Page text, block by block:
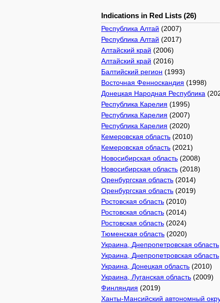
Indications in Red Lists (26)
Республика Алтай (2007)
Республика Алтай (2017)
Алтайский край (2006)
Алтайский край (2016)
Балтийский регион (1993)
Восточная Фенноскандия (1998)
Донецкая Народная Республика
Республика Карелия (1995)
Республика Карелия (2007)
Республика Карелия (2020)
Кемеровская область (2010)
Кемеровская область (2021)
Новосибирская область (2008)
Новосибирская область (2018)
Оренбургская область (2014)
Оренбургская область (2019)
Ростовская область (2010)
Ростовская область (2014)
Ростовская область (2024)
Тюменская область (2020)
Украина, Днепропетровская область
Украина, Днепропетровская область
Украина, Донецкая область (2010)
Украина, Луганская область (2009)
Финляндия (2019)
Ханты-Мансийский автономный